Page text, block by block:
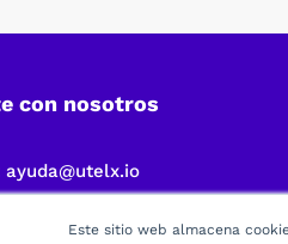
Este sitio web almacena
con nosotros
ayuda@utelx.io